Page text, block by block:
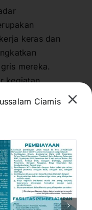
keras dan
mereka.
kegiatan
dan
lembaga
acara ini
Ciamis